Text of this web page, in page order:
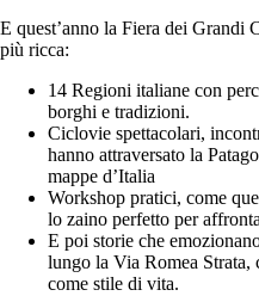
E quest’anno la Fiera dei Grandi
più ricca:
14 Regioni italiane con
borghi e tradizioni.
Ciclovie spettacolari,
hanno attraversato la
mappe d’Italia
Workshop pratici, come
lo zaino perfetto per
E poi storie che
lungo la Via Romea Strata,
come stile di vita.